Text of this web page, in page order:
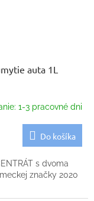
auta 1L
1-3 pracovné dni
Do košíka
s dvoma
značky 2020